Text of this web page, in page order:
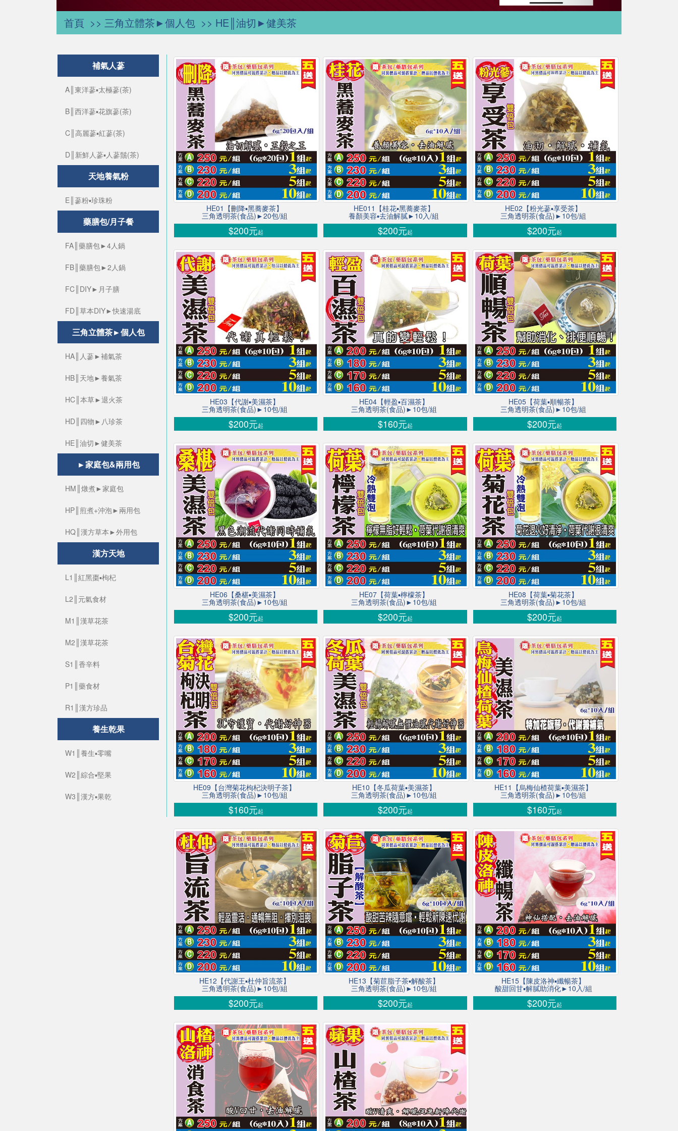
首頁 三角立體茶►個人包 HE║油切►健美茶
HE01【刪降▪黑蕎麥茶】
三角透明茶(食品)►20包/組
$200元起
HE011【桂花▪黑蕎麥茶】
養顏美容▪去油解膩►10入/組
$200元起
HE02【粉光蔘▪享受茶】
三角透明茶(食品)►10包/組
$200元起
HE03【代謝▪美濕茶】
三角透明茶(食品)►10包/組
$200元起
HE04【輕盈▪百濕茶】
三角透明茶(食品)►10包/組
$160元起
HE05【荷葉▪順暢茶】
三角透明茶(食品)►10包/組
$200元起
HE06【桑椹▪美濕茶】
三角透明茶(食品)►10包/組
$200元起
HE07【荷葉▪檸檬茶】
三角透明茶(食品)►10包/組
$200元起
HE08【荷葉▪菊花茶】
三角透明茶(食品)►10包/組
$200元起
HE09【台灣菊花枸杞決明子茶】
三角透明茶(食品)►10包/組
$160元起
HE10【冬瓜荷葉▪美濕茶】
三角透明茶(食品)►10包/組
$200元起
HE11【烏梅仙楂荷葉▪美濕茶】
三角透明茶(食品)►10包/組
$160元起
HE12【代謝王▪杜仲旨流茶】
三角透明茶(食品)►10包/組
$200元起
HE13【菊苣脂子茶▪解酸茶】
三角透明茶(食品)►10包/組
$200元起
HE15【陳皮洛神▪纖暢茶】
酸甜回甘▪解膩助消化►10入/組
$200元起
補氣人蔘
A║東洋蔘▪太極蔘(茶)
B║西洋蔘▪花旗蔘(茶)
C║高麗蔘▪紅蔘(茶)
D║新鮮人蔘▪人蔘鬚(茶)
天地養氣粉
E║蔘粉▪珍珠粉
藥膳包/月子餐
FA║藥膳包►4人鍋
FB║藥膳包►2人鍋
FC║DIY►月子膳
FD║草本DIY►快速湯底
三角立體茶►個人包
HA║人蔘►補氣茶
HB║天地►養氣茶
HC║本草►退火茶
HD║四物►八珍茶
HE║油切►健美茶
►家庭包&兩用包
HM║燉煮►家庭包
HP║煎煮+沖泡►兩用包
HQ║漢方草本►外用包
漢方天地
L1║紅黑棗▪枸杞
L2║元氣食材
M1║漢草花茶
M2║漢草花茶
S1║香辛料
P1║藥食材
R1║漢方珍品
養生乾果
W1║養生▪零嘴
W2║綜合▪堅果
W3║漢方▪果乾